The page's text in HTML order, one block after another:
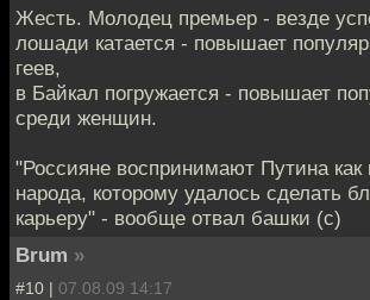
Жесть. Молодец премьер - везде
лошади катается - повышает
геев,
в Байкал погружается - повышает
среди женщин.
"Россияне воспринимают Путина как
народа, которому удалось сделать
карьеру" - вообще отвал башки (с)
Brum »
#10 | 07.08.09 14:17